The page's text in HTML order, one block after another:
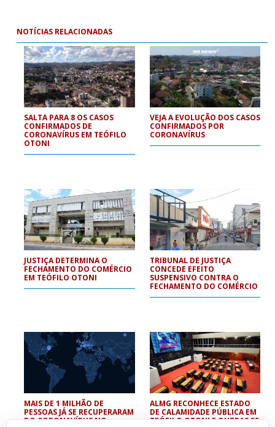
NOTÍCIAS RELACIONADAS
SALTA PARA 8 OS CASOS
CONFIRMADOS DE
CORONAVÍRUS EM TEÓFILO
OTONI
VEJA A EVOLUÇÃO DOS CASOS
CONFIRMADOS POR
CORONAVÍRUS
JUSTIÇA DETERMINA O
FECHAMENTO DO COMÉRCIO
EM TEÓFILO OTONI
TRIBUNAL DE JUSTIÇA
CONCEDE EFEITO
SUSPENSIVO CONTRA O
FECHAMENTO DO COMÉRCIO
MAIS DE 1 MILHÃO DE
PESSOAS JÁ SE RECUPERARAM
DO CORONAVÍRUS NO
ALMG RECONHECE ESTADO
DE CALAMIDADE PÚBLICA EM
TEÓFILO OTONI E OUTRAS 55